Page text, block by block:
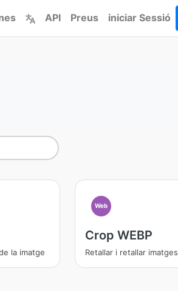
API Preus iniciar Sessió
la imatge
Web
Crop WEBP
Retallar i retallar imatges